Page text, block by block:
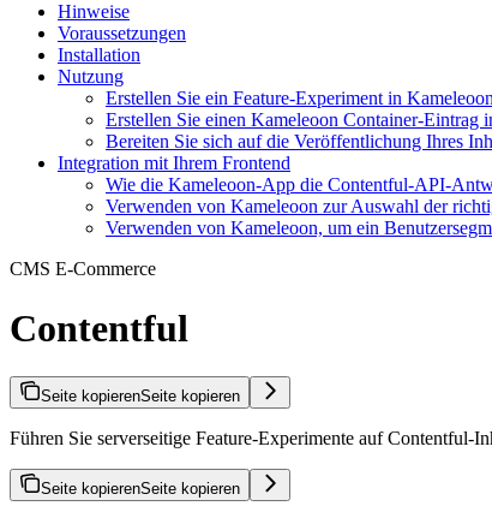
Hinweise
Voraussetzungen
Installation
Nutzung
Erstellen Sie ein Feature-Experiment in Kameleoon
Erstellen Sie einen Kameleoon Container-Eintrag
Bereiten Sie sich auf die Veröffentlichung Ihres
Integration mit Ihrem Frontend
Wie die Kameleoon-App die Contentful-API-
Verwenden von Kameleoon zur Auswahl der
Verwenden von Kameleoon, um ein
CMS E-Commerce
Contentful
Seite kopierenSeite kopieren
Führen Sie serverseitige Feature-Experimente auf Contentful-
Seite kopierenSeite kopieren